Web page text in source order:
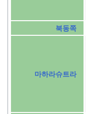
북동쪽
마하라슈트라